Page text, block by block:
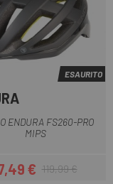
ESAURITO
ENDURA FS260-PRO
MIPS
Prezzo
€Prezzo base
119,99 €